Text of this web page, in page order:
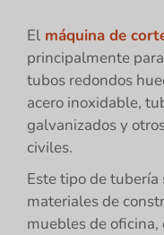
El máquina de
principalmente
tubos redondos
acero inoxidable,
galvanizados y
civiles.
Este tipo de
materiales de
muebles de